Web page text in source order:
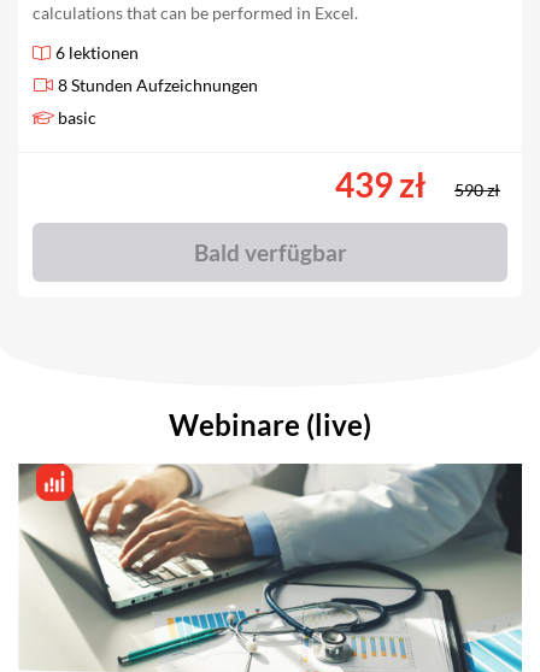
calculations that can be performed in Excel.
6 lektionen
8 Stunden Aufzeichnungen
basic
439 zł 590 zł
Bald verfügbar
Webinare (live)